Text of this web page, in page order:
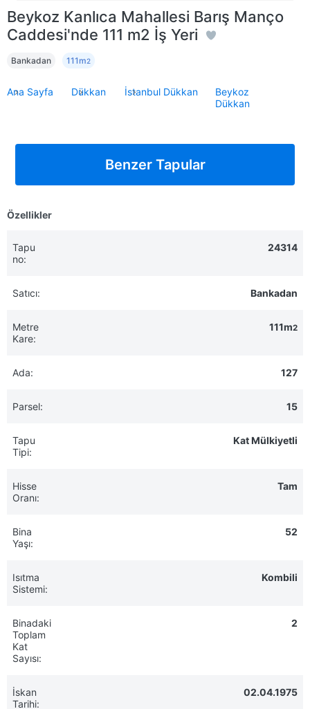
Benzer Tapular
Özellikler
Tapu
no:
24314
Satıcı: Bankadan
Metre
Kare:
111m2
Ada: 127
Parsel: 15
Tapu
Tipi:
Kat Mülkiyetli
Hisse
Oranı:
Tam
Bina
Yaşı:
52
Isıtma
Sistemi:
Kombili
Binadaki
Toplam
Kat
Sayısı:
2
İskan
Tarihi:
02.04.1975
Beykoz Kanlıca Mahallesi Barış Manço
Caddesi'nde 111 m2 İş Yeri
Bankadan 111m2
Ana Sayfa Dükkan İstanbul Dükkan
Beykoz
Dükkan